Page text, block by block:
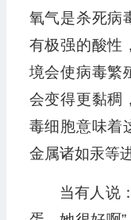
氧气是杀死病
有极强的酸性
境会使病毒繁
会变得更黏稠
毒细胞意味着
金属诸如汞等
当有人说